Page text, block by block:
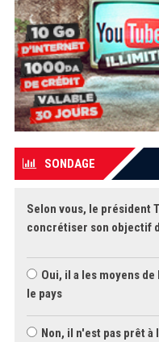
SONDAGE
Selon vous, le président
concrétiser son objectif
Oui, il a les moyens
le pays
Non, il n'est pas prêt